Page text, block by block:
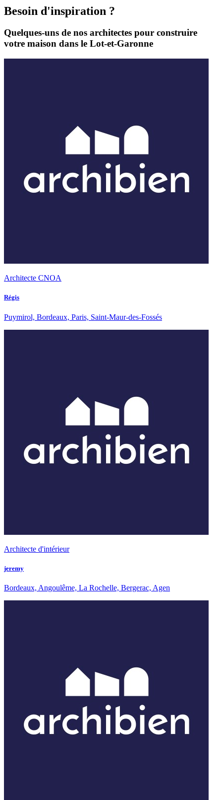
La réponse n’est pas simple. Les maisons qui ne sont pas
Besoin d'inspiration ?
Quelques-uns de nos architectes pour construire
votre maison dans le Lot-et-Garonne
Architecte CNOA
Régis
Puymirol, Bordeaux, Paris, Saint-Maur-des-Fossés
Architecte d'intérieur
jeremy
Bordeaux, Angoulême, La Rochelle, Bergerac, Agen